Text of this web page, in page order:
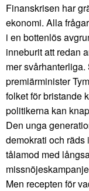
Finanskrisen har
ekonomi. Alla
i en bottenlös
inneburit att redan
mer
premiärminister
folket för bristande
politikerna kan
Den unga
demokrati och räds
tålamod med
Men recepten för